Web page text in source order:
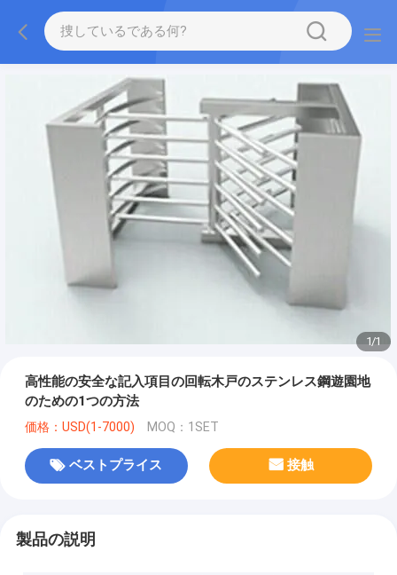
1/1
高性能の安全な記入項目の回転木戸のステンレス鋼遊園地
のための1つの方法
価格：USD(1-7000) MOQ：1SET
ベストプライス 接触
製品の説明